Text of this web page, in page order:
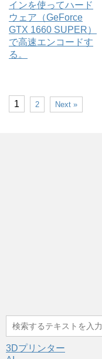
1 2 Next »
3Dプリンター